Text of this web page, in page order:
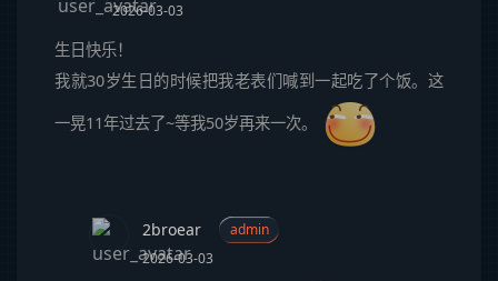
2026-03-03
生日快乐！
我就30岁生日的时候把我老表们喊到一起吃了个饭。这
一晃11年过去了~等我50岁再来一次。
2broear
admin
2026-03-03